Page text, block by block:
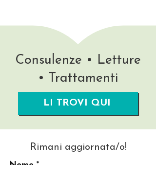
Consulenze • Letture
• Trattamenti
LI TROVI QUI
Rimani aggiornata/o!
Nome